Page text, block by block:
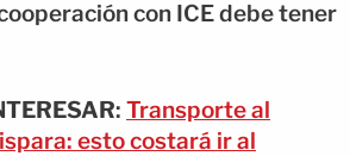
con ICE debe tener
: Transporte al
esto costará ir al